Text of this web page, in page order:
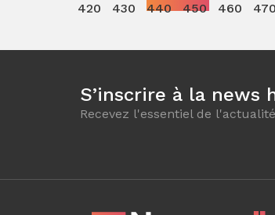
420
430 440 450 460 470
S’inscrire à la news
Recevez l'essentiel de